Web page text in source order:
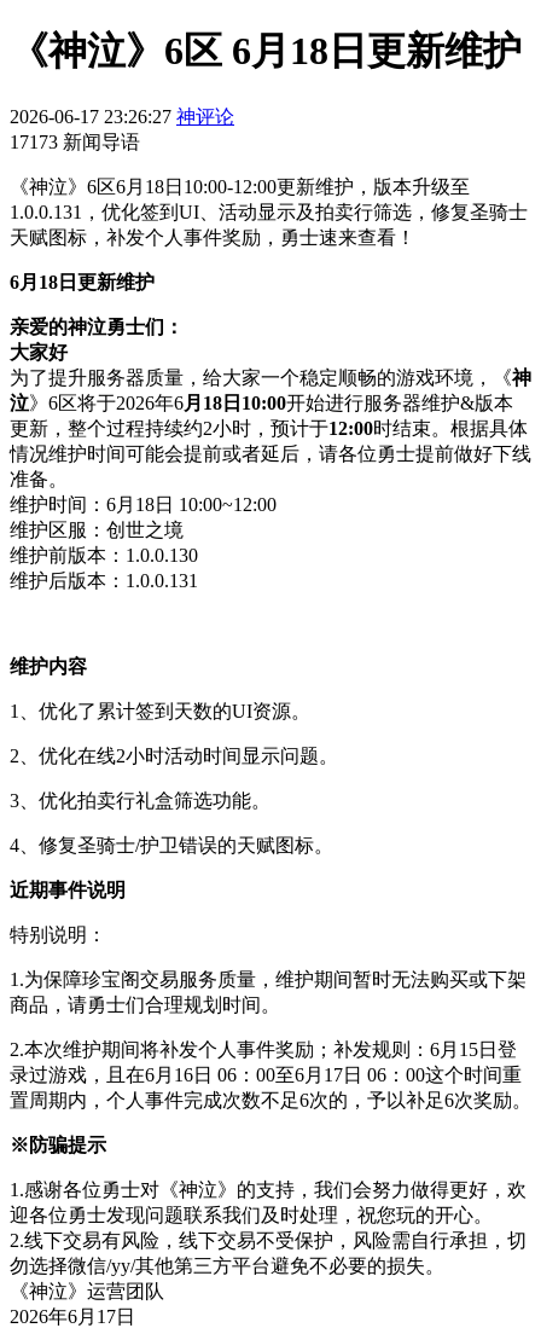
《神泣》6区 6月18日更新维护
2026-06-17 23:26:27 神评论
17173 新闻导语
《神泣》6区6月18日10:00-12:00更新维护，版本升级至
1.0.0.131，优化签到UI、活动显示及拍卖行筛选，修复圣骑士
天赋图标，补发个人事件奖励，勇士速来查看！
6月18日更新维护
亲爱的神泣勇士们：
大家好
为了提升服务器质量，给大家一个稳定顺畅的游戏环境，《神
泣》6区将于2026年6月18日10:00开始进行服务器维护&版本
更新，整个过程持续约2小时，预计于12:00时结束。根据具体
情况维护时间可能会提前或者延后，请各位勇士提前做好下线
准备。
维护时间：6月18日 10:00~12:00
维护区服：创世之境
维护前版本：1.0.0.130
维护后版本：1.0.0.131
维护内容
1、优化了累计签到天数的UI资源。
2、优化在线2小时活动时间显示问题。
3、优化拍卖行礼盒筛选功能。
4、修复圣骑士/护卫错误的天赋图标。
近期事件说明
特别说明：
1.为保障珍宝阁交易服务质量，维护期间暂时无法购买或下架
商品，请勇士们合理规划时间。
2.本次维护期间将补发个人事件奖励；补发规则：6月15日登
录过游戏，且在6月16日 06：00至6月17日 06：00这个时间重
置周期内，个人事件完成次数不足6次的，予以补足6次奖励。
※防骗提示
1.感谢各位勇士对《神泣》的支持，我们会努力做得更好，欢
迎各位勇士发现问题联系我们及时处理，祝您玩的开心。
2.线下交易有风险，线下交易不受保护，风险需自行承担，切
勿选择微信/yy/其他第三方平台避免不必要的损失。
《神泣》运营团队
2026年6月17日